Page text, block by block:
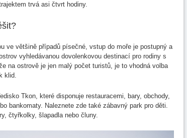
trvá asi čtvrt hodiny.
ve většině případů písečné, vstup do moře je postupný a
vyhledávanou dovolenkovou destinací pro rodiny s
na ostrově je jen malý počet turistů, je to vhodná volba
klid.
Tkon, které disponuje restauracemi, bary, obchody,
bankomaty. Naleznete zde také zábavný park pro děti.
čtyřkolky, šlapadla nebo čluny.